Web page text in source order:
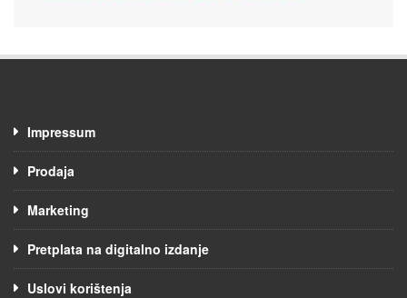
Impressum
Prodaja
Marketing
Pretplata na digitalno izdanje
Uslovi korištenja